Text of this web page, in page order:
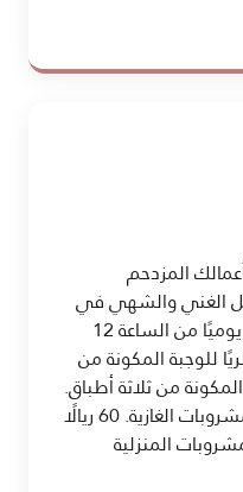
المزدحم
الغني والشهي في
مطعم فويجو (Fuego). متوفر يوميًا من الساعة 12
| 85 ريالًا قطريًا للوجبة المكونة من
المكونة من ثلاثة أطباق.
*يشمل الشاي أو القهوة أو المشروبات الغازية. 60 ريالًا
المنزلية